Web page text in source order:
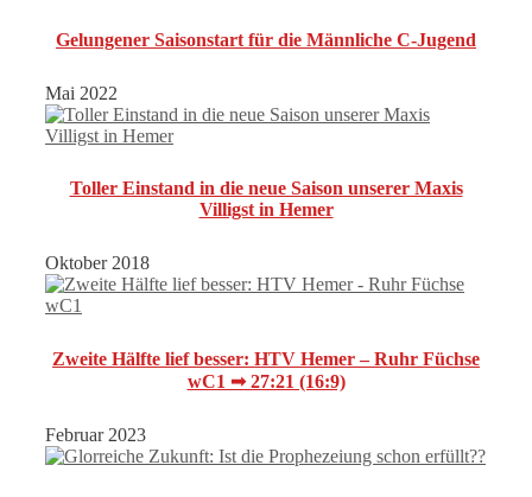
Gelungener Saisonstart für die Männliche C-Jugend
Mai 2022
Toller Einstand in die neue Saison unserer Maxis
Villigst in Hemer
Oktober 2018
Zweite Hälfte lief besser: HTV Hemer – Ruhr Füchse
wC1 ➟ 27:21 (16:9)
Februar 2023